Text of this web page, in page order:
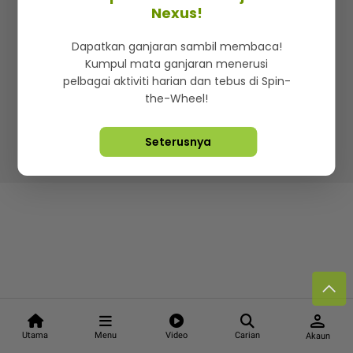
Utama Menu Video Carian
person
Akaun
Iklan di SMG360
Terma & Syarat Dasar Privasi
Lebih hot, viral dan sensasi
Hakcipta Terpelihara ©2026. Star Media Group Berhad
Nexus!
Dapatkan ganjaran sambil membaca!
Kumpul mata ganjaran menerusi
pelbagai aktiviti harian dan tebus di Spin-
the-Wheel!
Seterusnya